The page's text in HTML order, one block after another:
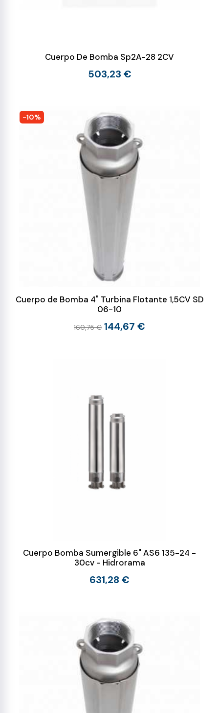
Cuerpo De Bomba Sp2A-28 2CV
503,23 €
-10%
Cuerpo de Bomba 4" Turbina Flotante 1,5CV SD
06-10
160,75 € 144,67 €
Cuerpo Bomba Sumergible 6" AS6 135-24 -
30cv - Hidrorama
631,28 €